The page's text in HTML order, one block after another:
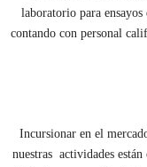
laboratorio para
contando con personal
Incursionar en el
nuestras actividades